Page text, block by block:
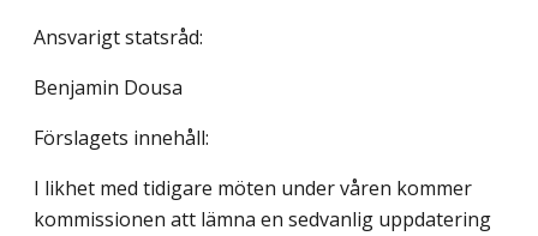
Ansvarigt statsråd:
Benjamin Dousa
Förslagets innehåll:
I likhet med tidigare möten under våren kommer
kommissionen att lämna en sedvanlig uppdatering